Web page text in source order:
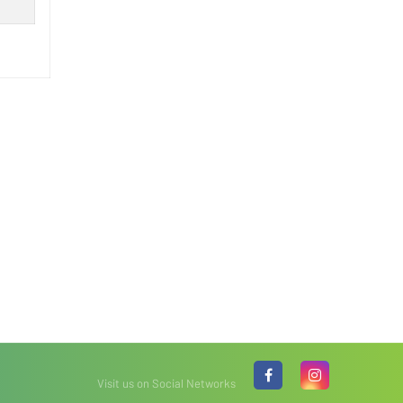
Visit us on Social Networks